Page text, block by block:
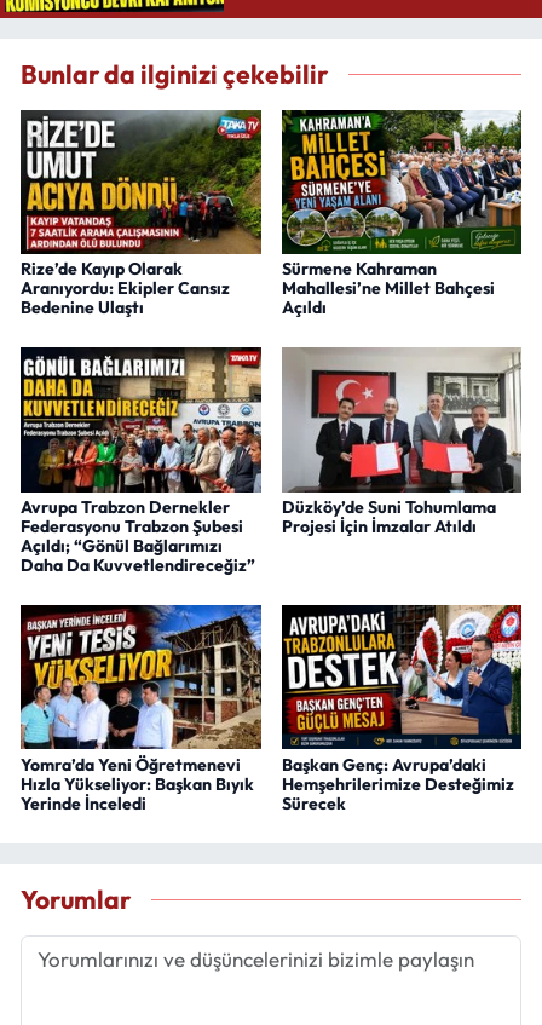
Bunlar da ilginizi çekebilir
Rize’de Kayıp Olarak
Aranıyordu: Ekipler Cansız
Bedenine Ulaştı
Sürmene Kahraman
Mahallesi’ne Millet Bahçesi
Açıldı
Avrupa Trabzon Dernekler
Federasyonu Trabzon Şubesi
Açıldı; “Gönül Bağlarımızı
Daha Da Kuvvetlendireceğiz”
Düzköy’de Suni Tohumlama
Projesi İçin İmzalar Atıldı
Yomra’da Yeni Öğretmenevi
Hızla Yükseliyor: Başkan Bıyık
Yerinde İnceledi
Başkan Genç: Avrupa’daki
Hemşehrilerimize Desteğimiz
Sürecek
Yorumlar